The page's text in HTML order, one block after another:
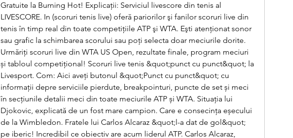
Gratuite la Burning Hot! Explicaţii: Serviciul livescore din tenis al
LIVESCORE. In (scoruri tenis live) oferă pariorilor şi fanilor scoruri live din
tenis în timp real din toate competiţiile ATP şi WTA. Eşti atenţionat sonor
sau grafic la schimbarea scorului sau poţi selecta doar meciurile dorite.
Urmăriți scoruri live din WTA US Open, rezultate finale, program meciuri
și tabloul competițional! Scoruri live tenis &quot;punct cu punct&quot; la
Livesport. Com: Aici aveți butonul &quot;Punct cu punct&quot; cu
informații depre serviciile pierdute, breakpointuri, puncte de set și meci
în secțiunile detalii meci din toate meciurile ATP și WTA. Situația lui
Djokovic, explicată de un fost mare campion. Care e consecința eșecului
de la Wimbledon. Fratele lui Carlos Alcaraz &quot;l-a dat de gol&quot;
pe iberic! Incredibil ce obiectiv are acum liderul ATP. Carlos Alcaraz,